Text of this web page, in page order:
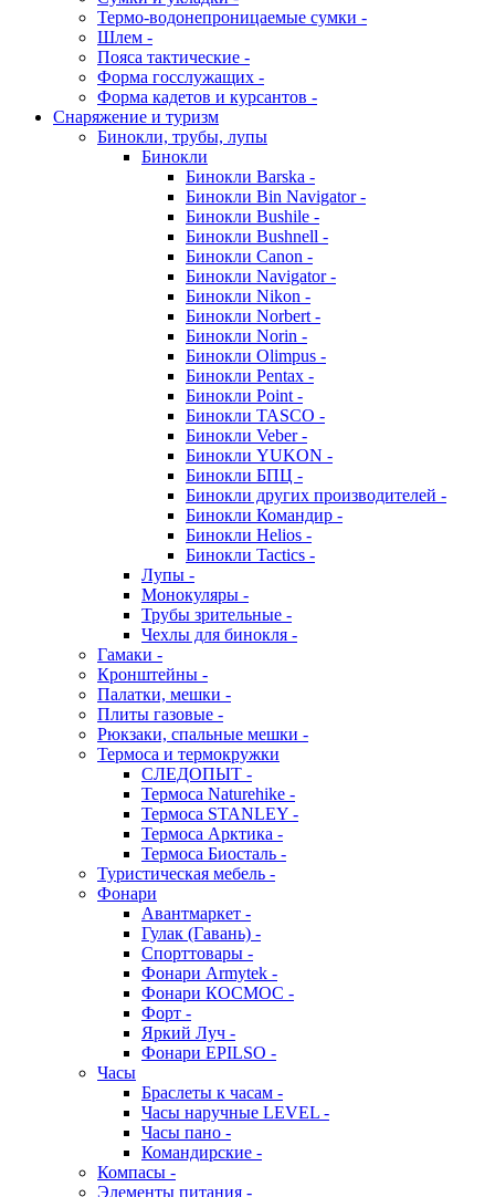
Термо-водонепроницаемые сумки -
Шлем -
Пояса тактические -
Форма госслужащих -
Форма кадетов и курсантов -
Снаряжение и туризм
Бинокли, трубы, лупы
Бинокли
Бинокли Barska -
Бинокли Bin Navigator -
Бинокли Bushile -
Бинокли Bushnell -
Бинокли Canon -
Бинокли Navigator -
Бинокли Nikon -
Бинокли Norbert -
Бинокли Norin -
Бинокли Olimpus -
Бинокли Pentax -
Бинокли Point -
Бинокли TASCO -
Бинокли Veber -
Бинокли YUKON -
Бинокли БПЦ -
Бинокли других производителей -
Бинокли Командир -
Бинокли Helios -
Бинокли Tactics -
Лупы -
Монокуляры -
Трубы зрительные -
Чехлы для бинокля -
Гамаки -
Кронштейны -
Палатки, мешки -
Плиты газовые -
Рюкзаки, спальные мешки -
Термоса и термокружки
СЛЕДОПЫТ -
Термоса Naturehike -
Термоса STANLEY -
Термоса Арктика -
Термоса Биосталь -
Туристическая мебель -
Фонари
Авантмаркет -
Гулак (Гавань) -
Спорттовары -
Фонари Armytek -
Фонари КОСМОС -
Форт -
Яркий Луч -
Фонари EPILSO -
Часы
Браслеты к часам -
Часы наручные LEVEL -
Часы пано -
Командирские -
Компасы -
Элементы питания -